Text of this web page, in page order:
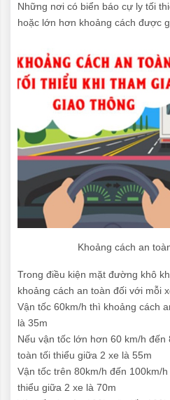
Những nơi có biển báo cự ly tối
hoặc lớn hơn khoảng cách được
Khoảng cách an
Trong điều kiện mặt đường khô
khoảng cách an toàn đối với mỗi
Vận tốc 60km/h thì khoảng cách
là 35m
Nếu vận tốc lớn hơn 60 km/h
toàn tối thiểu giữa 2 xe là 55m
Vận tốc trên 80km/h đến 100km/
thiểu giữa 2 xe là 70m